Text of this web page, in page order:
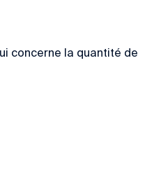
concerne la quantité de